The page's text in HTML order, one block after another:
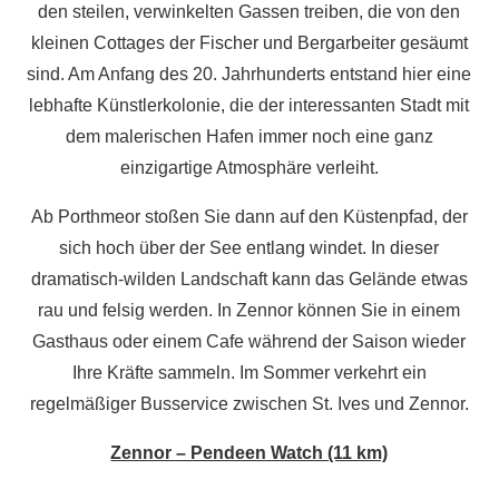
den steilen, verwinkelten Gassen treiben, die von den
kleinen Cottages der Fischer und Bergarbeiter gesäumt
sind. Am Anfang des 20. Jahrhunderts entstand hier eine
lebhafte Künstlerkolonie, die der interessanten Stadt mit
dem malerischen Hafen immer noch eine ganz
einzigartige Atmosphäre verleiht.
Ab Porthmeor stoßen Sie dann auf den Küstenpfad, der
sich hoch über der See entlang windet. In dieser
dramatisch-wilden Landschaft kann das Gelände etwas
rau und felsig werden. In Zennor können Sie in einem
Gasthaus oder einem Cafe während der Saison wieder
Ihre Kräfte sammeln. Im Sommer verkehrt ein
regelmäßiger Busservice zwischen St. Ives und Zennor.
Zennor – Pendeen Watch (11 km)